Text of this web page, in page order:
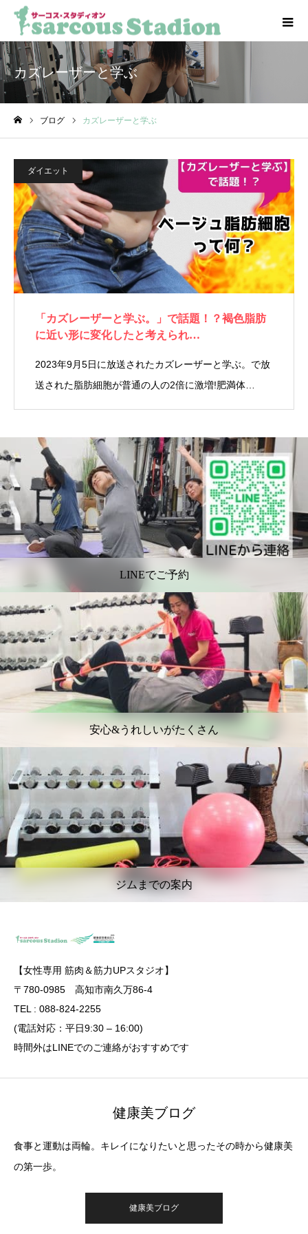
カズレーザーと学ぶ
ブログ カズレーザーと学ぶ
ダイエット
「カズレーザーと学ぶ。」で話題！？褐色脂肪
に近い形に変化したと考えられ…
2023年9月5日に放送されたカズレーザーと学ぶ。で放
送された脂肪細胞が普通の人の2倍に激増!肥満体…
LINEでご予約
安心&うれしいがたくさん
ジムまでの案内
【女性専用 筋肉＆筋力UPスタジオ】
〒780-0985 高知市南久万86-4
TEL : 088-824-2255
(電話対応：平日9:30 – 16:00)
時間外はLINEでのご連絡がおすすめです
健康美ブログ
食事と運動は両輪。キレイになりたいと思ったその時から健康美
の第一歩。
健康美ブログ